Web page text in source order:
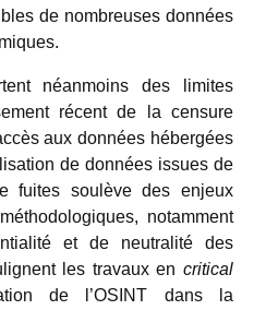
de nombreuses données
néanmoins des limites
récent de la censure
aux données hébergées
de données issues de
fuites soulève des enjeux
notamment
et de neutralité des
les travaux en critical
de l’OSINT dans la